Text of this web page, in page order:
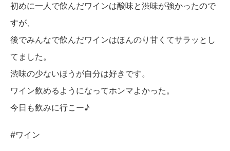
初めに一人で飲んだワインは酸味と渋味が強かったので
すが、
後でみんなで飲んだワインはほんのり甘くてサラッとし
てました。
渋味の少ないほうが自分は好きです。
ワイン飲めるようになってホンマよかった。
今日も飲みに行こー♪
#ワイン